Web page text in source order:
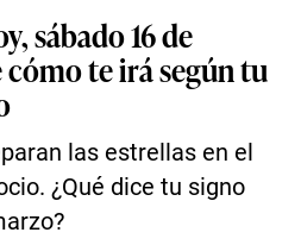
sábado 16 de
te irá según tu
las estrellas en el
¿Qué dice tu signo